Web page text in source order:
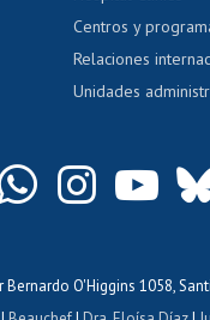
Centros y
Relaciones
Unidades
Bernardo O'Higgins 1058,